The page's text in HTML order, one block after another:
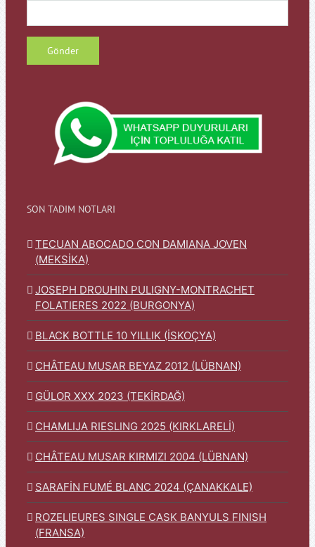
SON TADIM NOTLARI
TECUAN ABOCADO CON DAMIANA JOVEN
(MEKSİKA)
JOSEPH DROUHIN PULIGNY-MONTRACHET
FOLATIERES 2022 (BURGONYA)
BLACK BOTTLE 10 YILLIK (İSKOÇYA)
CHÂTEAU MUSAR BEYAZ 2012 (LÜBNAN)
GÜLOR XXX 2023 (TEKİRDAĞ)
CHAMLIJA RIESLING 2025 (KIRKLARELİ)
CHÂTEAU MUSAR KIRMIZI 2004 (LÜBNAN)
SARAFİN FUMÉ BLANC 2024 (ÇANAKKALE)
ROZELIEURES SINGLE CASK BANYULS FINISH
(FRANSA)